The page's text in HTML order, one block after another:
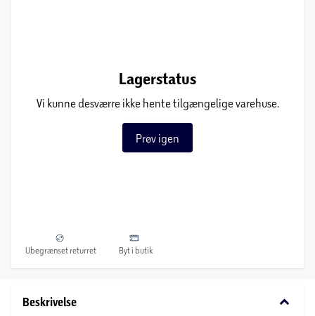
Lagerstatus
Vi kunne desværre ikke hente tilgængelige varehuse.
Prøv igen
Ubegrænset returret Byt i butik
Beskrivelse keyboard_arrow_down